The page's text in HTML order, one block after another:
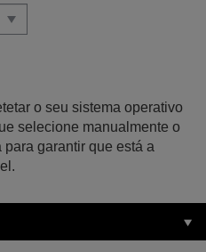
o seu sistema operativo
selecione manualmente o
garantir que está a